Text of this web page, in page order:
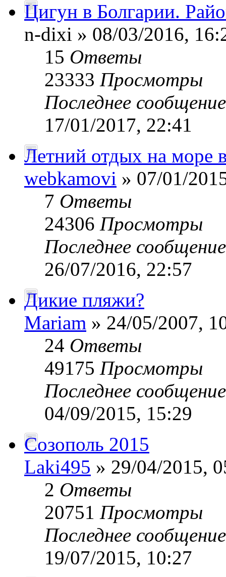
Цигун в Болгарии.
n-dixi » 08/03/2016,
15 Ответы
23333 Просмотры
Последнее
17/01/2017, 22:41
Летний отдых на море
webkamovi » 07/01/
7 Ответы
24306 Просмотры
Последнее
26/07/2016, 22:57
Дикие пляжи?
Mariam » 24/05/2007,
24 Ответы
49175 Просмотры
Последнее
04/09/2015, 15:29
Созополь 2015
Laki495 » 29/04/2015,
2 Ответы
20751 Просмотры
Последнее
19/07/2015, 10:27